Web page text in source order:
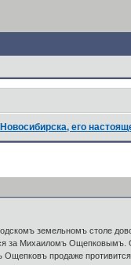
его
земельномъ столе
за Михаиломъ
Ощепковъ продаже